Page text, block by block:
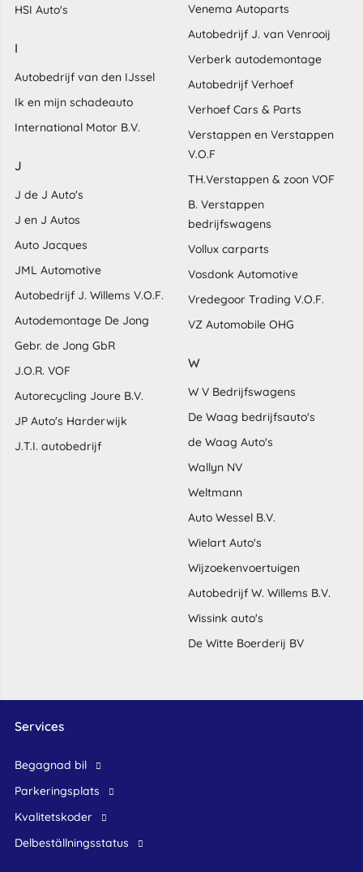
HSI Auto's
I
Autobedrijf van den IJssel
Ik en mijn schadeauto
International Motor B.V.
J
J de J Auto's
J en J Autos
Auto Jacques
JML Automotive
Autobedrijf J. Willems V.O.F.
Autodemontage De Jong
Gebr. de Jong GbR
J.O.R. VOF
Autorecycling Joure B.V.
JP Auto's Harderwijk
J.T.I. autobedrijf
Venema Autoparts
Autobedrijf J. van Venrooij
Verberk autodemontage
Autobedrijf Verhoef
Verhoef Cars & Parts
Verstappen en Verstappen
V.O.F
TH.Verstappen & zoon VOF
B. Verstappen
bedrijfswagens
Vollux carparts
Vosdonk Automotive
Vredegoor Trading V.O.F.
VZ Automobile OHG
W
W V Bedrijfswagens
De Waag bedrijfsauto's
de Waag Auto's
Wallyn NV
Weltmann
Auto Wessel B.V.
Wielart Auto's
Wijzoekenvoertuigen
Autobedrijf W. Willems B.V.
Wissink auto's
De Witte Boerderij BV
Services
begagnad bil
Parkeringsplats
Kvalitetskoder
Delbeställningsstatus